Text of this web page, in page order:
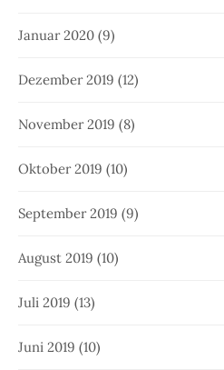
Januar 2020 (9)
Dezember 2019 (12)
November 2019 (8)
Oktober 2019 (10)
September 2019 (9)
August 2019 (10)
Juli 2019 (13)
Juni 2019 (10)